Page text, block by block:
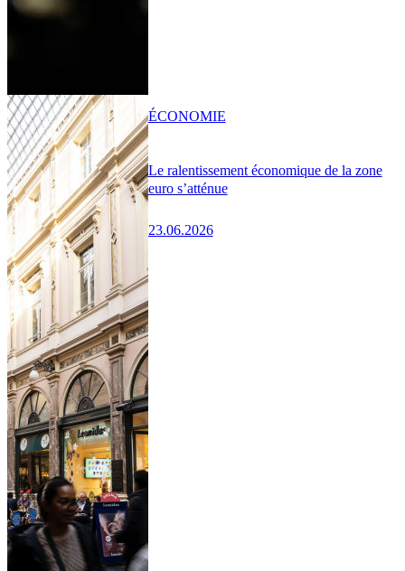
Le ralentissement économique de la zone
euro s’atténue
23.06.2026
ÉCONOMIE